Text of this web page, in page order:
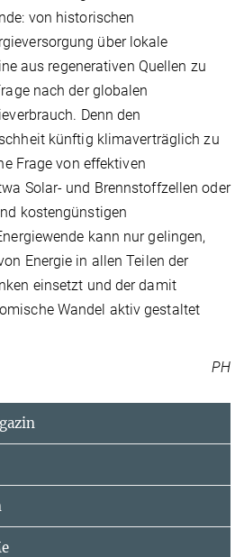
von historischen
über lokale
aus regenerativen Quellen zu
nach der globalen
Denn den
künftig klimaverträglich zu
Frage von effektiven
Solar- und Brennstoffzellen oder
kostengünstigen
kann nur gelingen,
Energie in allen Teilen der
einsetzt und der damit
Wandel aktiv gestaltet
PH